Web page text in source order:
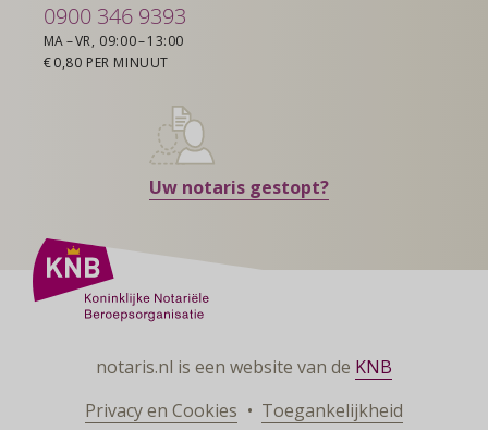
0900 346 9393
MA – VR, 09:00 – 13:00
€ 0,80 PER MINUUT
Uw notaris gestopt?
notaris.nl is een website van de KNB
Privacy en Cookies
Toegankelijkheid